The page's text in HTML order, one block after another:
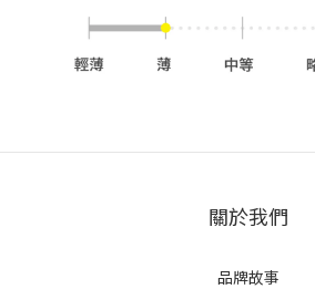
關於我們
品牌故事